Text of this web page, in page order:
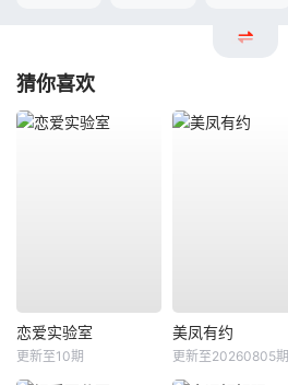
猜你喜欢
恋爱实验室
更新至10期
美凤有约
更新至20260805期